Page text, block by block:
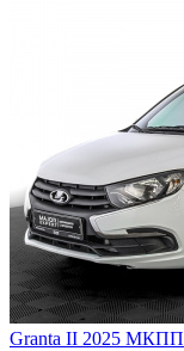
Granta II 2025 МКПП